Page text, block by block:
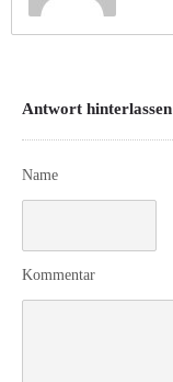
Antwort hinterlassen
Name
Kommentar